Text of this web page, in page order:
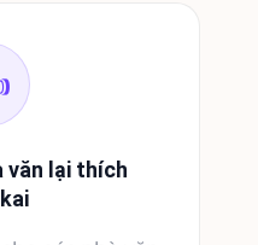
văn lại thích